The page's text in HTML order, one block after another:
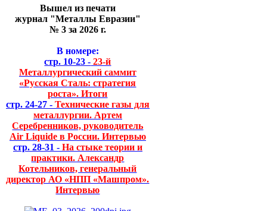
Вышел из печати
журнал "Металлы Евразии"
№ 3 за 2026 г.
В номере:
стр. 10-23 - 23-й
Металлургический саммит
«Русская Сталь: стратегия
роста». Итоги
стр. 24-27 - Технические газы для
металлургии. Артем
Серебренников, руководитель
Air Liquide в России. Интервью
стр. 28-31 - На стыке теории и
практики. Александр
Котельников, генеральный
директор АО «НПП «Машпром».
Интервью